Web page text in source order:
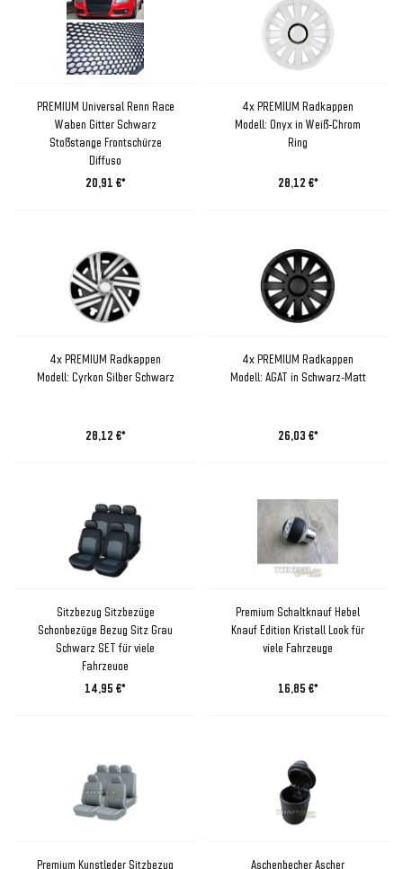
PREMIUM Universal Renn Race
Waben Gitter Schwarz
Stoßstange Frontschürze
Diffuso
20,91 €*
4x PREMIUM Radkappen
Modell: Onyx in Weiß-Chrom
Ring
28,12 €*
4x PREMIUM Radkappen
Modell: Cyrkon Silber Schwarz
28,12 €*
4x PREMIUM Radkappen
Modell: AGAT in Schwarz-Matt
26,03 €*
Sitzbezug Sitzbezüge
Schonbezüge Bezug Sitz Grau
Schwarz SET für viele
Fahrzeuge
14,95 €*
Premium Schaltknauf Hebel
Knauf Edition Kristall Look für
viele Fahrzeuge
16,85 €*
Premium Kunstleder Sitzbezug
Aschenbecher Ascher